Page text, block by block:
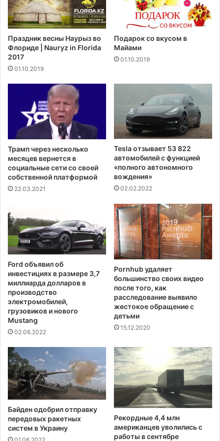
с
п
у
б
л
и
к
а
р
т
и
н
а
п
р
а
в
л
е
н
у
ю
а
п
р
и
з
н
а
н
и
н
о
н
а
и
Й
о
к
П
а
л
м
-
ч
б
ы
л
р
д
а
н
з
а
6
м
и
л
л
о
н
Праздник весны Наурыз во
Флориде | Nauryz in Florida
2017
01.10.2019
Подарок со вкусом в
Майами
01.10.2019
Трамп через несколько
месяцев вернется в
социальные сети со своей
собственной платформой
22.03.2021
Tesla отзывает 53 822
автомобилей с функцией
«полного автономного
вождения»
02.02.2022
Ford объявил об
инвестициях в размере 3,7
миллиарда долларов в
производство
электромобилей,
грузовиков и нового
Mustang
02.06.2022
Pornhub удаляет
большинство своих видео
после того, как
расследование выявило
жестокое обращение с
детьми
15.12.2020
Байден одобрил отправку
передовых ракетных
систем в Украину
Рекордные 4,4 млн
американцев уволились с
работы в сентябре